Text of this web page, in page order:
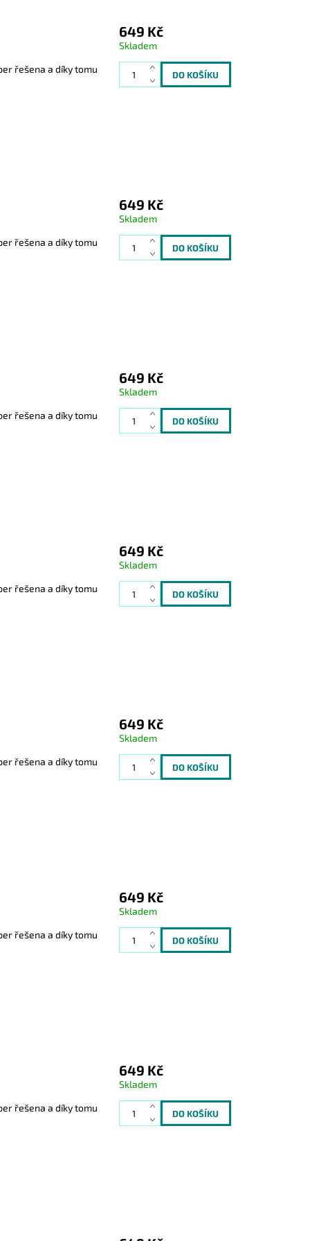
řešena a díky tomu
649 Kč
Skladem
řešena a díky tomu
649 Kč
Skladem
řešena a díky tomu
649 Kč
Skladem
řešena a díky tomu
649 Kč
Skladem
řešena a díky tomu
649 Kč
Skladem
řešena a díky tomu
649 Kč
Skladem
řešena a díky tomu
649 Kč
Skladem